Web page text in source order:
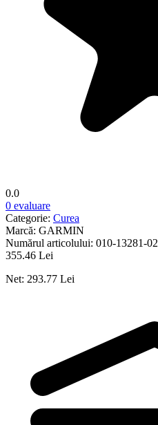
0.0
0 evaluare
Categorie: Curea
Marcă: GARMIN
Numărul articolului: 010-13281-02
355.46 Lei
Net: 293.77 Lei